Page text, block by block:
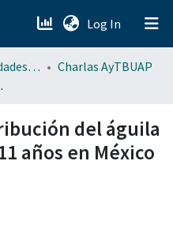
Log In (current)
Producciones por Unidades Académicas
Charlas AyTBUAP
en México
del águila
años en México